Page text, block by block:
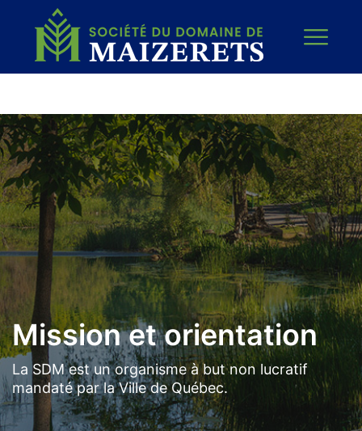
Mission et orientation
La SDM est un organisme à but non lucratif
mandaté par la Ville de Québec.